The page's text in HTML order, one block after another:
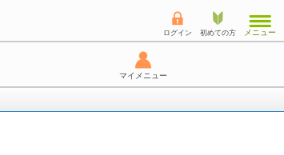
ログイン 初めての方 メニュー
マイメニュー